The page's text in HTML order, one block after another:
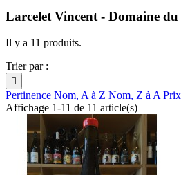
Larcelet Vincent - Domaine
Il y a 11 produits.
Trier par :

Pertinence Nom, A à Z Nom, Z à A
Affichage 1-11 de 11 article(s)